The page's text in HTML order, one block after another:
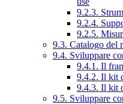
9.2.3.
9.2.4.
9.2.5.
9.3. Catalogo del
9.4. Sviluppare
9.4.1. Il
9.4.2. Il kit
9.4.3. Il kit
9.5. Sviluppare